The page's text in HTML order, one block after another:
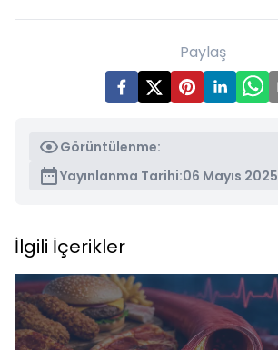
Paylaş
Görüntülenme:
Yayınlanma Tarihi:06 Mayıs 2025
İlgili İçerikler